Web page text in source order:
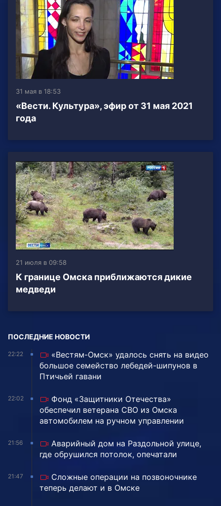
31 мая в 18:53
«Вести. Культура», эфир от 31 мая 2021
года
21 июля в 09:58
К границе Омска приближаются дикие
медведи
ПОСЛЕДНИЕ НОВОСТИ
22:22
«Вестям-Омск» удалось снять на видео
большое семейство лебедей-шипунов в
Птичьей гавани
22:02
Фонд «Защитники Отечества»
обеспечил ветерана СВО из Омска
автомобилем на ручном управлении
21:56
Аварийный дом на Раздольной улице,
где обрушился потолок, опечатали
21:47
Сложные операции на позвоночнике
теперь делают и в Омске